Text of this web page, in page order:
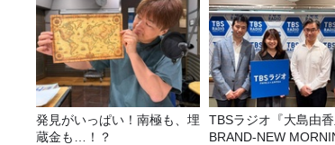
発見がいっぱい！南極も、埋
蔵金も…！？
TBSラジオ『大島由香
BRAND-NEW